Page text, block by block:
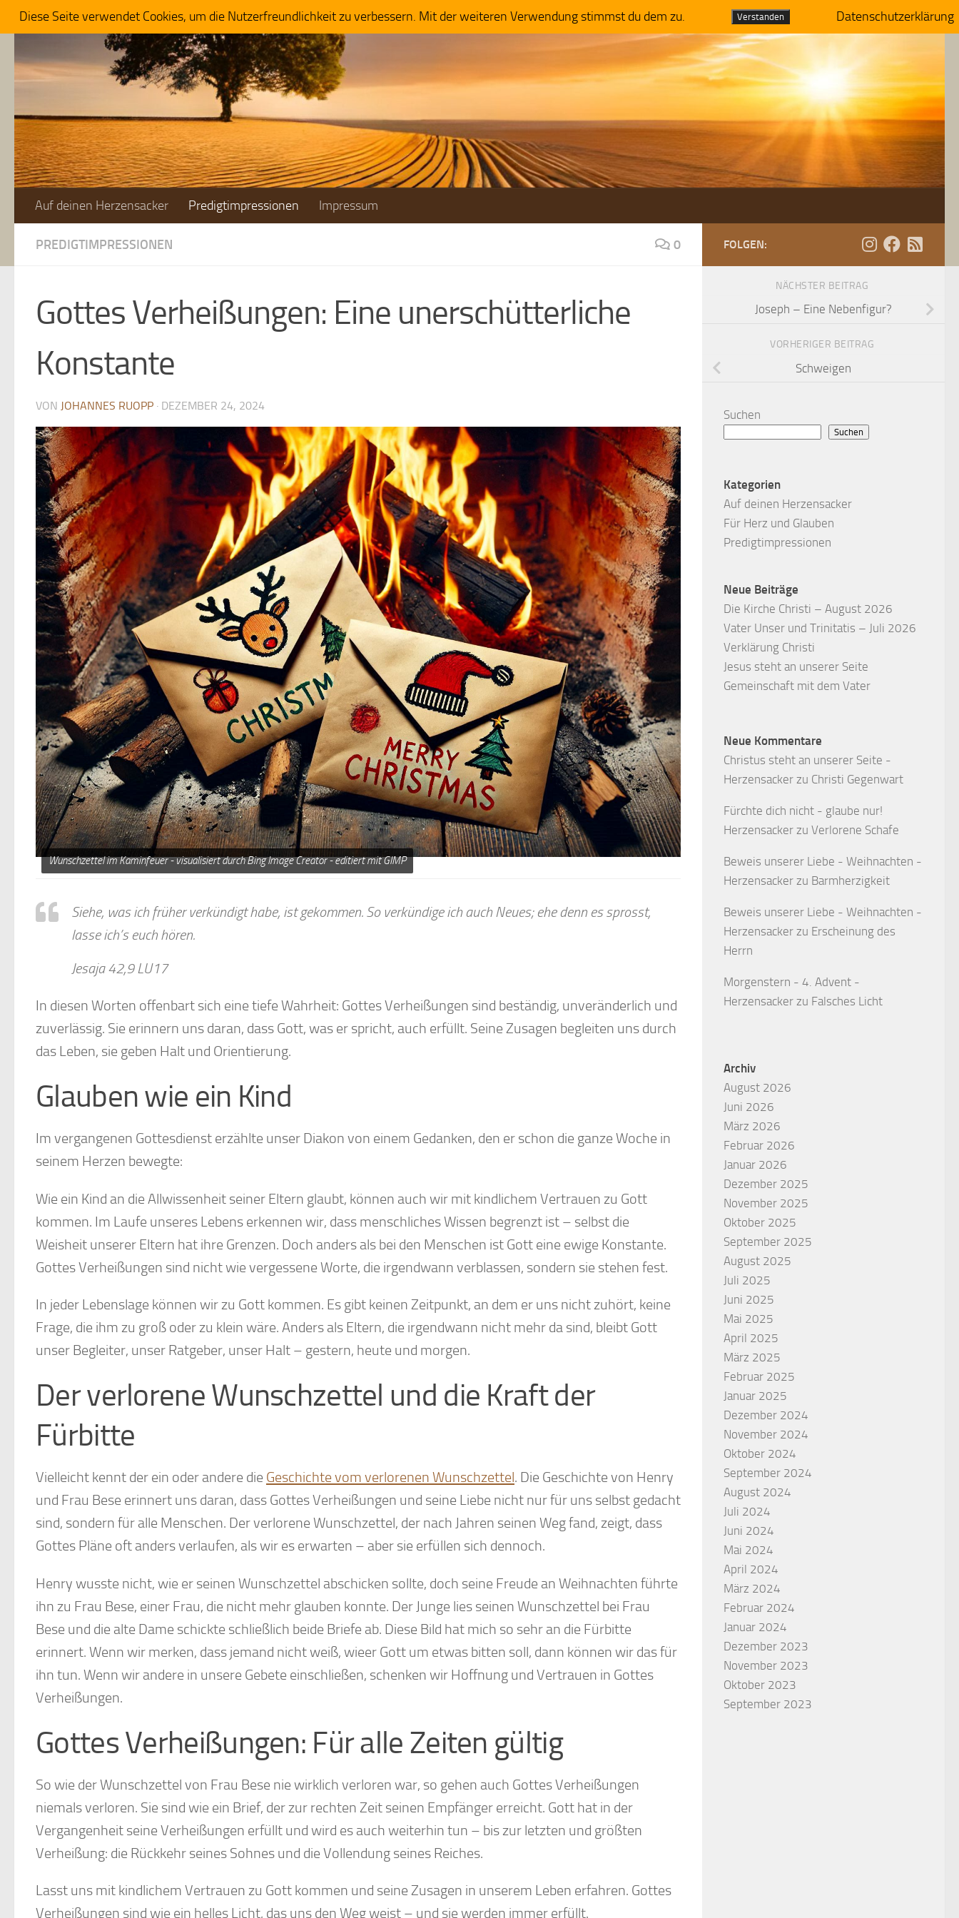
Zum Inhalt springen
Auf deinen Herzensacker Predigtimpressionen Impressum
PREDIGTIMPRESSIONEN 0
Gottes Verheißungen: Eine unerschütterliche
Konstante
VON JOHANNES RUOPP · DEZEMBER 24, 2024
Wunschzettel im Kaminfeuer - visualisiert durch Bing Image Creator - editiert mit GIMP
Siehe, was ich früher verkündigt habe, ist gekommen. So verkündige ich auch Neues; ehe denn es sprosst,
lasse ich’s euch hören.
Jesaja 42,9 LU17
In diesen Worten offenbart sich eine tiefe Wahrheit: Gottes Verheißungen sind beständig, unveränderlich und
zuverlässig. Sie erinnern uns daran, dass Gott, was er spricht, auch erfüllt. Seine Zusagen begleiten uns durch
das Leben, sie geben Halt und Orientierung.
Glauben wie ein Kind
Im vergangenen Gottesdienst erzählte unser Diakon von einem Gedanken, den er schon die ganze Woche in
seinem Herzen bewegte:
Wie ein Kind an die Allwissenheit seiner Eltern glaubt, können auch wir mit kindlichem Vertrauen zu Gott
kommen. Im Laufe unseres Lebens erkennen wir, dass menschliches Wissen begrenzt ist – selbst die
Weisheit unserer Eltern hat ihre Grenzen. Doch anders als bei den Menschen ist Gott eine ewige Konstante.
Gottes Verheißungen sind nicht wie vergessene Worte, die irgendwann verblassen, sondern sie stehen fest.
In jeder Lebenslage können wir zu Gott kommen. Es gibt keinen Zeitpunkt, an dem er uns nicht zuhört, keine
Frage, die ihm zu groß oder zu klein wäre. Anders als Eltern, die irgendwann nicht mehr da sind, bleibt Gott
unser Begleiter, unser Ratgeber, unser Halt – gestern, heute und morgen.
Der verlorene Wunschzettel und die Kraft der
Fürbitte
Vielleicht kennt der ein oder andere die Geschichte vom verlorenen Wunschzettel. Die Geschichte von Henry
und Frau Bese erinnert uns daran, dass Gottes Verheißungen und seine Liebe nicht nur für uns selbst gedacht
sind, sondern für alle Menschen. Der verlorene Wunschzettel, der nach Jahren seinen Weg fand, zeigt, dass
Gottes Pläne oft anders verlaufen, als wir es erwarten – aber sie erfüllen sich dennoch.
Henry wusste nicht, wie er seinen Wunschzettel abschicken sollte, doch seine Freude an Weihnachten führte
ihn zu Frau Bese, einer Frau, die nicht mehr glauben konnte. Der Junge lies seinen Wunschzettel bei Frau
Bese und die alte Dame schickte schließlich beide Briefe ab. Diese Bild hat mich so sehr an die Fürbitte
erinnert. Wenn wir merken, dass jemand nicht weiß, wieer Gott um etwas bitten soll, dann können wir das für
ihn tun. Wenn wir andere in unsere Gebete einschließen, schenken wir Hoffnung und Vertrauen in Gottes
Verheißungen.
Gottes Verheißungen: Für alle Zeiten gültig
So wie der Wunschzettel von Frau Bese nie wirklich verloren war, so gehen auch Gottes Verheißungen
niemals verloren. Sie sind wie ein Brief, der zur rechten Zeit seinen Empfänger erreicht. Gott hat in der
Vergangenheit seine Verheißungen erfüllt und wird es auch weiterhin tun – bis zur letzten und größten
Verheißung: die Rückkehr seines Sohnes und die Vollendung seines Reiches.
Lasst uns mit kindlichem Vertrauen zu Gott kommen und seine Zusagen in unserem Leben erfahren. Gottes
Verheißungen sind wie ein helles Licht, das uns den Weg weist – und sie werden immer erfüllt.
FOLGEN:
NÄCHSTER BEITRAG
Joseph – Eine Nebenfigur?
VORHERIGER BEITRAG
Schweigen
Suchen
Suchen
Kategorien
Auf deinen Herzensacker
Für Herz und Glauben
Predigtimpressionen
Neue Beiträge
Die Kirche Christi – August 2026
Vater Unser und Trinitatis – Juli 2026
Verklärung Christi
Jesus steht an unserer Seite
Gemeinschaft mit dem Vater
Neue Kommentare
Christus steht an unserer Seite -
Herzensacker zu Christi Gegenwart
Fürchte dich nicht - glaube nur!
Herzensacker zu Verlorene Schafe
Beweis unserer Liebe - Weihnachten -
Herzensacker zu Barmherzigkeit
Beweis unserer Liebe - Weihnachten -
Herzensacker zu Erscheinung des
Herrn
Morgenstern - 4. Advent -
Herzensacker zu Falsches Licht
Archiv
August 2026
Juni 2026
März 2026
Februar 2026
Januar 2026
Dezember 2025
November 2025
Oktober 2025
September 2025
August 2025
Juli 2025
Juni 2025
Mai 2025
April 2025
März 2025
Februar 2025
Januar 2025
Dezember 2024
November 2024
Oktober 2024
September 2024
August 2024
Juli 2024
Juni 2024
Mai 2024
April 2024
März 2024
Februar 2024
Januar 2024
Dezember 2023
November 2023
Oktober 2023
September 2023
Diese Seite verwendet Cookies, um die Nutzerfreundlichkeit zu verbessern. Mit der weiteren Verwendung stimmst du dem zu. Verstanden Datenschutzerklärung